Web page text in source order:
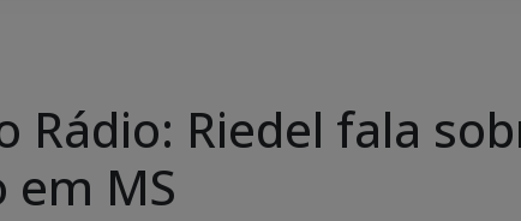
Rádio: Riedel fala
em MS